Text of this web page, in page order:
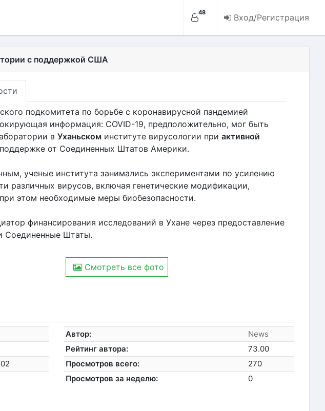
48 Вход/Регистрация
с поддержкой США
подкомитета по борьбе с коронавирусной пандемией
информация: COVID-19, предположительно, мог быть
в Уханьскоминституте вирусологии при активной
от Соединенных Штатов Америки.
ученые института занимались экспериментами по усилению
различных вирусов, включая генетические модификации,
этом необходимые меры биобезопасности.
финансирования исследований в Ухане через предоставление
Соединенные Штаты.
Смотреть все фото
Автор:
News
Рейтинг автора:
73.00
Просмотров всего:
270
Просмотров за неделю:
0